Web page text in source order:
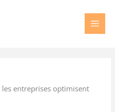
entreprises optimisent